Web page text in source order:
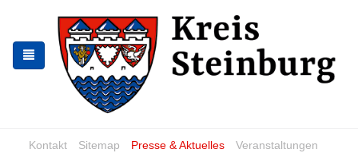
springen
springen
Kontakt Sitemap Presse & Aktuelles Veranstaltungen